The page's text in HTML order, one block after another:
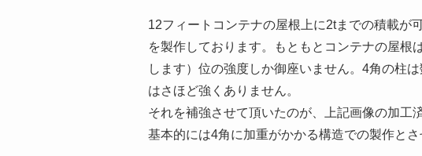
12フィートコンテナの屋根上に2tまでの積載が
を製作しております。もともとコンテナの屋根
します）位の強度しか御座いません。4角の柱
はさほど強くありません。
それを補強させて頂いたのが、上記画像の加工
基本的には4角に加重がかかる構造での製作と